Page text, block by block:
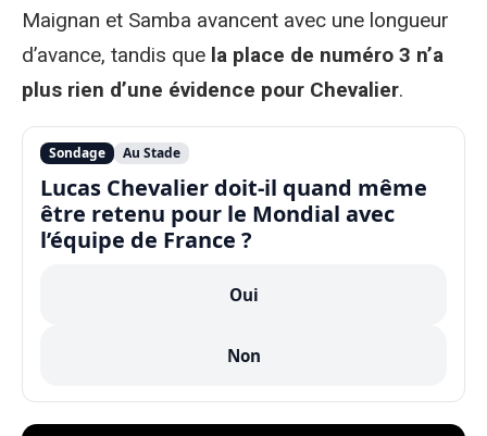
Maignan et Samba avancent avec une longueur
d’avance, tandis que la place de numéro 3 n’a
plus rien d’une évidence pour Chevalier.
Sondage Au Stade
Lucas Chevalier doit-il quand même
être retenu pour le Mondial avec
l’équipe de France ?
Oui
Non